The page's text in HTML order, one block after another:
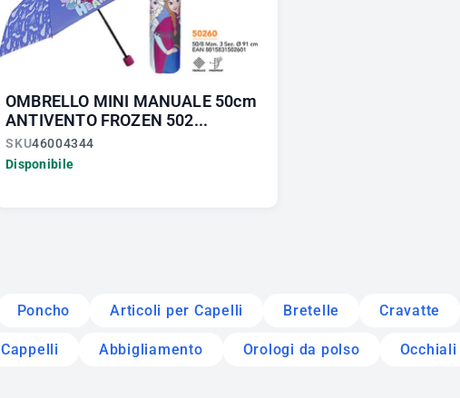
OMBRELLO MINI MANUALE 50cm
ANTIVENTO FROZEN 502...
SKU46004344
Disponibile
Poncho Articoli per Capelli Bretelle Cravatte
Cappelli Abbigliamento Orologi da polso Occhiali